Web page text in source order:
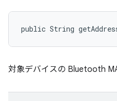
public String
対象デバイスの Bluetooth